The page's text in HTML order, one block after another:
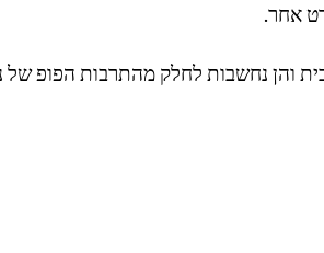
אחר.
והן נחשבות לחלק מהתרבות הפופ של